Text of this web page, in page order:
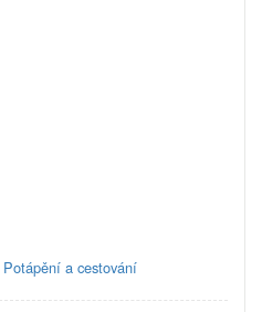
Potápění a cestování